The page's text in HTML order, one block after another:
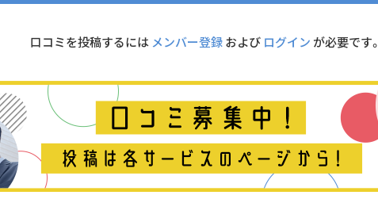
口コミを投稿するには メンバー登録および ログイン が必要です。